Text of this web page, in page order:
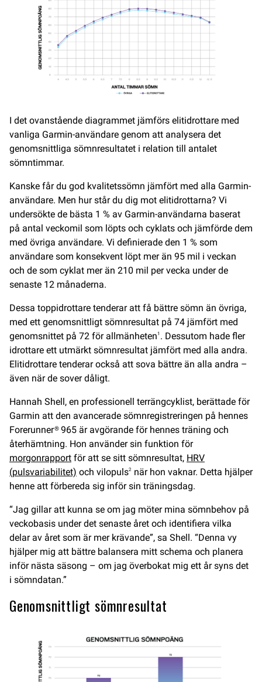
I det ovanstående diagrammet jämförs elitidrottare med
vanliga Garmin-användare genom att analysera det
genomsnittliga sömnresultatet i relation till antalet
sömntimmar.
Kanske får du god kvalitetssömn jämfört med alla Garmin-
användare. Men hur står du dig mot elitidrottarna? Vi
undersökte de bästa 1 % av Garmin-användarna baserat
på antal veckomil som löpts och cyklats och jämförde dem
med övriga användare. Vi definierade den 1 % som
användare som konsekvent löpt mer än 95 mil i veckan
och de som cyklat mer än 210 mil per vecka under de
senaste 12 månaderna.
Dessa toppidrottare tenderar att få bättre sömn än övriga,
med ett genomsnittligt sömnresultat på 74 jämfört med
genomsnittet på 72 för allmänheten1 . Dessutom hade fler
idrottare ett utmärkt sömnresultat jämfört med alla andra.
Elitidrottare tenderar också att sova bättre än alla andra –
även när de sover dåligt.
Hannah Shell, en professionell terrängcyklist, berättade för
Garmin att den avancerade sömnregistreringen på hennes
Forerunner® 965 är avgörande för hennes träning och
återhämtning. Hon använder sin funktion för
morgonrapport för att se sitt sömnresultat, HRV
(pulsvariabilitet) och vilopuls2 när hon vaknar. Detta hjälper
henne att förbereda sig inför sin träningsdag.
“Jag gillar att kunna se om jag möter mina sömnbehov på
veckobasis under det senaste året och identifiera vilka
delar av året som är mer krävande”, sa Shell. “Denna vy
hjälper mig att bättre balansera mitt schema och planera
inför nästa säsong – om jag överbokat mig ett år syns det
i sömndatan.”
Genomsnittligt sömnresultat